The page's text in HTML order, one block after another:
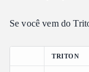
Se você vem do
TRITON